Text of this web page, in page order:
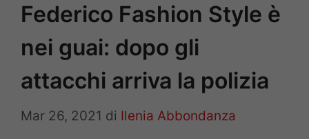
Federico Fashion Style è
nei guai: dopo gli
attacchi arriva la polizia
Mar 26, 2021 di Ilenia Abbondanza